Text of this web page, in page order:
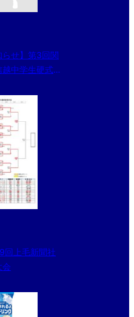
らせ】第3回関
中学生硬式野
回上毛新聞社
会